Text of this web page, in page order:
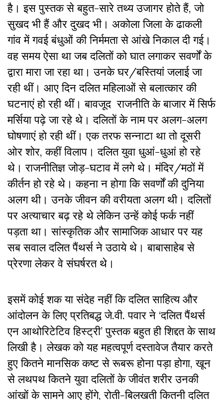
है। इस पुस्तक से बहुत-सारे तथ्य उजागर होते हैं, जो
सुखद भी हैं और दुखद भी। अकोला जिला के ढाकली
गांव में गवई बंधुओं की निर्ममता से आंखे निकाल दी गई।
वह समय ऐसा था जब दलितों को घात लगाकर सवर्णों के
द्वारा मारा जा रहा था। उनके घर/बस्तियां जलाई जा
रही थीं। आए दिन दलित महिलाओं से बलात्कार की
घटनाएं हो रही थीं। बावजूद राजनीति के बाजार में सिर्फ
मर्सिया पढ़े जा रहे थे। दलितों के नाम पर अलग-अलग
घोषणाएं हो रही थीं। एक तरफ सन्नाटा था तो दूसरी
ओर शोर, कहीं विलाप। दलित युवा धुआं-धुआं हो रहे
थे। राजनीतिज्ञ जोड़-घटाव में लगे थे। मंदिर/मठों में
कीर्तन हो रहे थे। कहना न होगा कि सवर्णों की दुनिया
अलग थी। उनके जीवन की वरीयता अलग थी। दलितों
पर अत्याचार बढ़ रहे थे लेकिन उन्हें कोई फर्क नहीं
पड़ता था। सांस्कृतिक और सामाजिक आधार पर यह
सब सवाल दलित पैंथर्स ने उठाये थे। बाबासाहेब से
प्रेरणा लेकर वे संघर्षरत थे।
इसमें कोई शक या संदेह नहीं कि दलित साहित्य और
आंदोलन के लिए प्रतिबद्ध जे.वी. पवार ने ‘दलित पैंथर्स
एन आथोरिटेटिव हिस्ट्री’ पुस्तक बहुत ही शिद्दत के साथ
लिखी है। लेखक को यह महत्वपूर्ण दस्तावेज तैयार करते
हुए कितने मानसिक कष्ट से रूबरू होना पड़ा होगा, खून
से लथपथ कितने युवा दलितों के जीवंत शरीर उनकी
आंखों के सामने आए होंगे, रोती-बिलखती कितनी दलित